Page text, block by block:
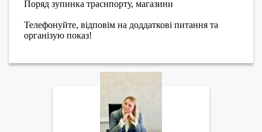
Поряд зупинка траснпорту, магазини
Телефонуйте, відповім на доддаткові питання та
організую показ!